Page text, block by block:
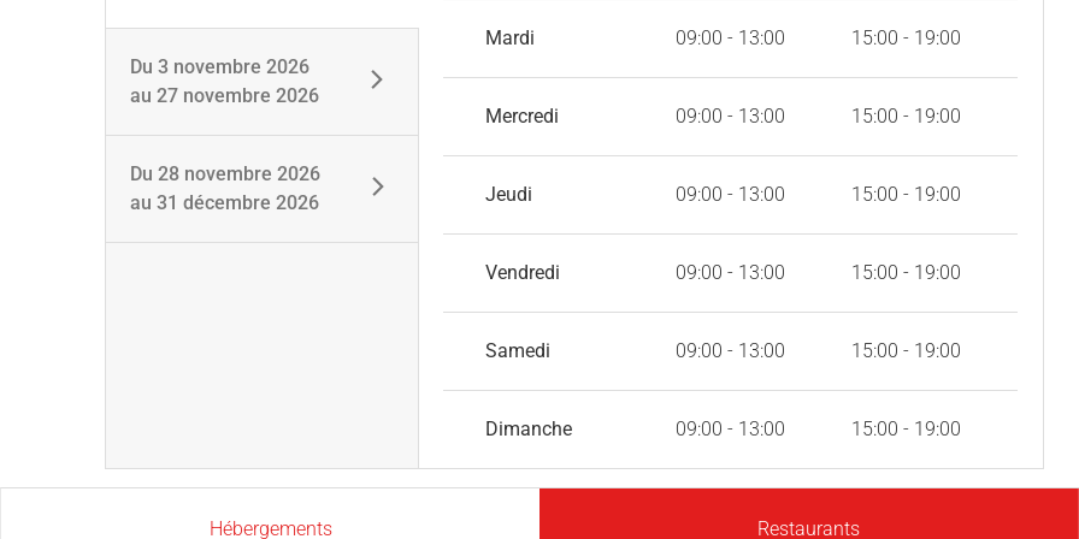
Du 3 novembre 2026
au 27 novembre 2026
Du 28 novembre 2026
au 31 décembre 2026
Mardi 09:00 - 13:00 15:00 - 19:00
Mercredi 09:00 - 13:00 15:00 - 19:00
Jeudi 09:00 - 13:00 15:00 - 19:00
Vendredi 09:00 - 13:00 15:00 - 19:00
Samedi 09:00 - 13:00 15:00 - 19:00
Dimanche 09:00 - 13:00 15:00 - 19:00
Hébergements Restaurants